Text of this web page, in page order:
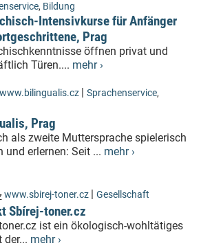
, Bildung
Intensivkurse für Anfänger
Prag
öffnen privat und
Türen.... mehr ›
www.bilingualis.cz | Sprachenservice,
Prag
als zweite Muttersprache spielerisch
und erlernen: Seit ... mehr ›
www.sbirej-toner.cz | Gesellschaft
Sbírej-toner.cz
ist ein ökologisch-wohltätiges
der... mehr ›